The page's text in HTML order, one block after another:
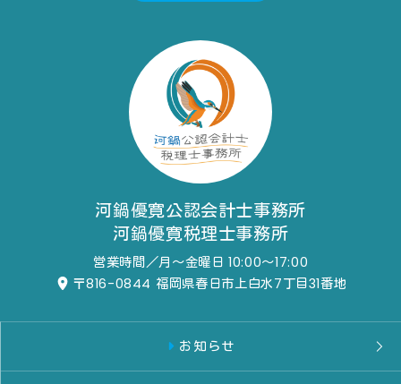
河鍋優寛公認会計士事務所
河鍋優寛税理士事務所
営業時間／月～金曜日 10:00～17:00
〒816-0844 福岡県春日市上白水7丁目31番地
お知らせ